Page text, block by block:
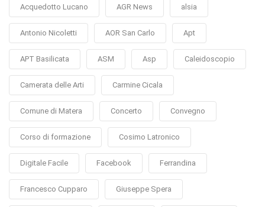
Acquedotto Lucano AGR News alsia
Antonio Nicoletti AOR San Carlo Apt
APT Basilicata ASM Asp Caleidoscopio
Camerata delle Arti Carmine Cicala
Comune di Matera Concerto Convegno
Corso di formazione Cosimo Latronico
Digitale Facile Facebook Ferrandina
Francesco Cupparo Giuseppe Spera